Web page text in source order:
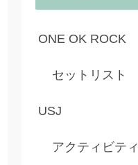
ONE OK ROCK
セットリスト
USJ
アクティビティ